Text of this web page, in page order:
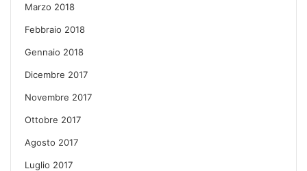
Marzo 2018
Febbraio 2018
Gennaio 2018
Dicembre 2017
Novembre 2017
Ottobre 2017
Agosto 2017
Luglio 2017